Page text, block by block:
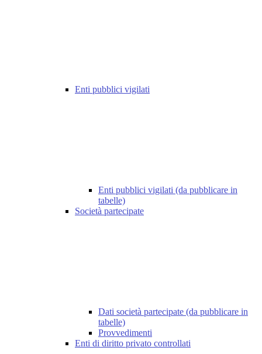
Enti pubblici vigilati
Enti pubblici vigilati (da pubblicare in
tabelle)
Società partecipate
Dati società partecipate (da pubblicare in
tabelle)
Provvedimenti
Enti di diritto privato controllati